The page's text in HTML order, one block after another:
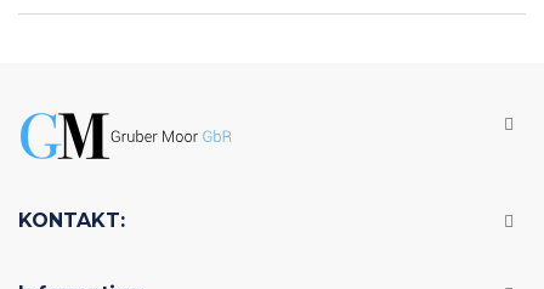
KONTAKT: